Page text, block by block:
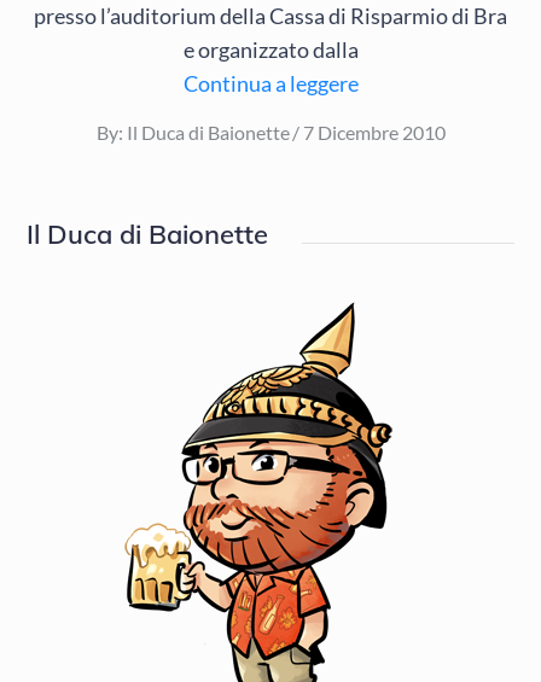
presso l’auditorium della Cassa di Risparmio di Bra
e organizzato dalla
Continua a leggere
By: Il Duca di Baionette
Posted
7 Dicembre 2010
Il Duca di Baionette